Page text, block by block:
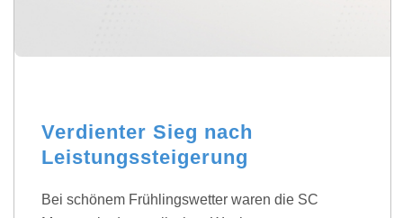
Verdienter Sieg nach
Leistungssteigerung
Bei schönem Frühlingswetter waren die SC